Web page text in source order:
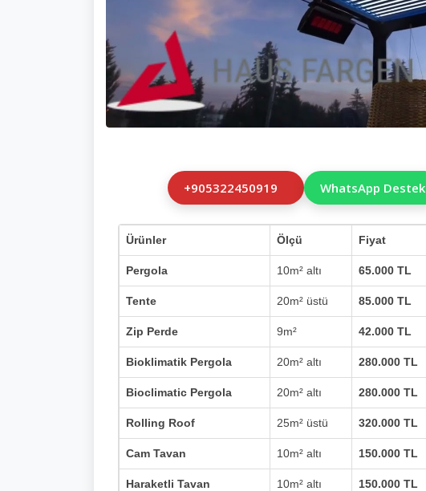
+905322450919 WhatsApp Destek
Ürünler Ölçü Fiyat
Pergola 10m² altı 65.000 TL
Tente 20m² üstü 85.000 TL
Zip Perde 9m² 42.000 TL
Bioklimatik Pergola 20m² altı 280.000 TL
Bioclimatic Pergola 20m² altı 280.000 TL
Rolling Roof 25m² üstü 320.000 TL
Cam Tavan 10m² altı 150.000 TL
Haraketli Tavan 10m² altı 150.000 TL